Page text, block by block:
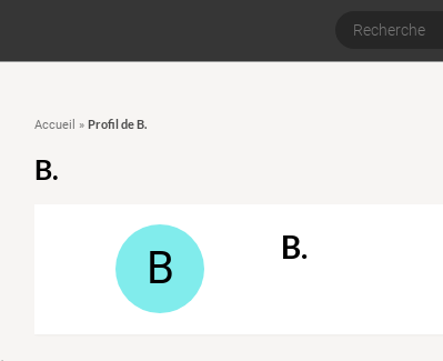
Accueil » Profil de B.
B.
B B.